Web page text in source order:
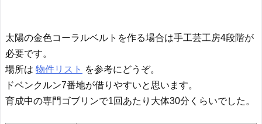
太陽の金色コーラルベルトを作る場合は手工芸工房4段階が
必要です。
場所は 物件リスト を参考にどうぞ。
ドベンクルン7番地が借りやすいと思います。
育成中の専門ゴブリンで1回あたり大体30分くらいでした。